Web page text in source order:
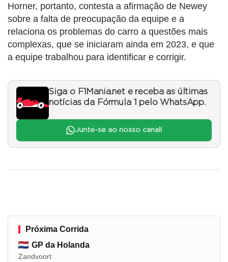
Horner, portanto, contesta a afirmação de Newey
sobre a falta de preocupação da equipe e a
relaciona os problemas do carro a questões mais
complexas, que se iniciaram ainda em 2023, e que
a equipe trabalhou para identificar e corrigir.
Siga o F1Mania.net e receba as últimas
notícias da Fórmula 1 pelo WhatsApp.
Junte-se ao nosso canal!
Próxima Corrida
GP da Holanda
Zandvoort